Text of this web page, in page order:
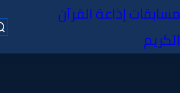
مسابقات إذاعة القرآن
الكريم